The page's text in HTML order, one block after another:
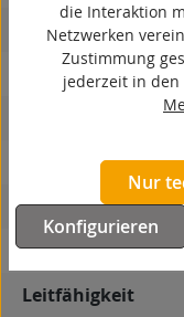
ESD
elektrisch
hitzebeständig
Produkttyp
Leitfähigkeit
die Interaktion
Netzwerken
Zustimmung
jederzeit in den
Nur
Konfigurieren